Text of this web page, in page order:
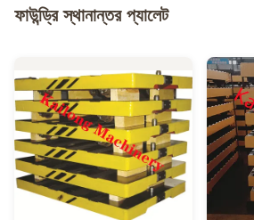
ফাউন্ড্রি স্থানান্তর প্যালেট